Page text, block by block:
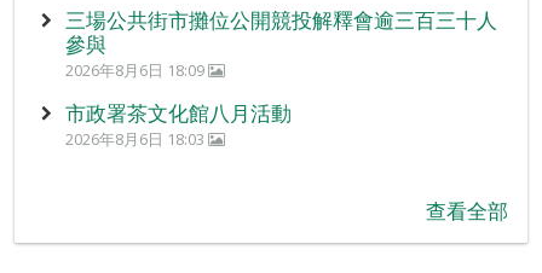
三場公共街市攤位公開競投解釋會逾三百三十人
參與
2026年8月6日 18:09
市政署茶文化館八月活動
2026年8月6日 18:03
查看全部